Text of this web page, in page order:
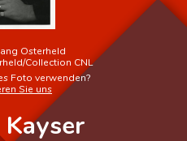
Osterheld
Collection CNL
Foto verwenden?
Sie uns